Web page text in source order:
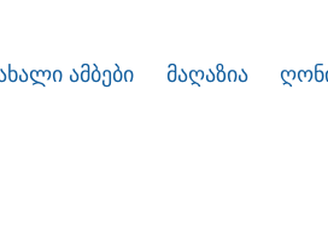
ამბები მაღაზია